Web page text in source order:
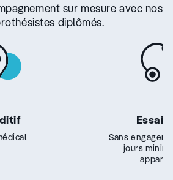
sur mesure avec nos
diplômés.
Essai
Sans
jours